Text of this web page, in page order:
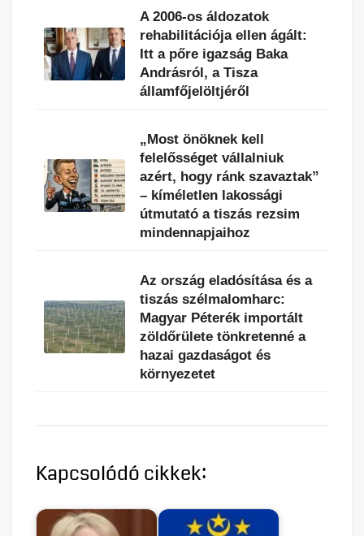
A 2006-os áldozatok
rehabilitációja ellen ágált:
Itt a pőre igazság Baka
Andrásról, a Tisza
államfőjelöltjéről
„Most önöknek kell
felelősséget vállalniuk
azért, hogy ránk szavaztak”
– kíméletlen lakossági
útmutató a tiszás rezsim
mindennapjaihoz
Az ország eladósítása és a
tiszás szélmalomharc:
Magyar Péterék importált
zöldőrülete tönkretenné a
hazai gazdaságot és
környezetet
Kapcsolódó cikkek: